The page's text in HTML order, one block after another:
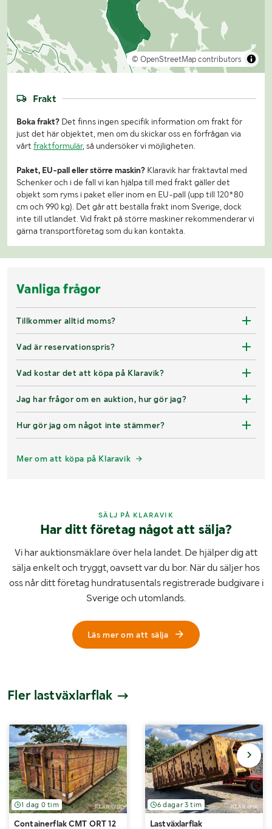
© OpenStreetMap contributors
Frakt
Boka frakt? Det finns ingen specifik information om frakt för
just det här objektet, men om du skickar oss en förfrågan via
vårt fraktformulär, så undersöker vi möjligheten.
Paket, EU-pall eller större maskin? Klaravik har fraktavtal med
Schenker och i de fall vi kan hjälpa till med frakt gäller det
objekt som ryms i paket eller inom en EU-pall (upp till 120*80
cm och 990 kg). Det går att beställa frakt inom Sverige, dock
inte till utlandet. Vid frakt på större maskiner rekommenderar vi
gärna transportföretag som du kan kontakta.
Vanliga frågor
Tillkommer alltid moms?
Vad är reservationspris?
Vad kostar det att köpa på Klaravik?
Jag har frågor om en auktion, hur gör jag?
Hur gör jag om något inte stämmer?
Mer om att köpa på Klaravik
SÄLJ PÅ KLARAVIK
Har ditt företag något att sälja?
Vi har auktionsmäklare över hela landet. De hjälper dig att
sälja enkelt och tryggt, oavsett var du bor. När du säljer hos
oss når ditt företag hundratusentals registrerade budgivare i
Sverige och utomlands.
Läs mer om att sälja
Fler lastväxlarflak
1 dag 0 tim
Containerflak CMT ORT 12
6 dagar 3 tim
Lastväxlarflak